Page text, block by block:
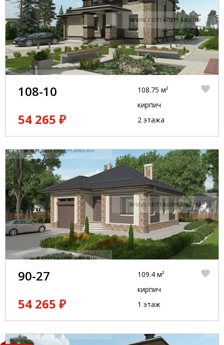
108-10
54 265 ₽
108.75 м²
кирпич
2 этажа
90-27
54 265 ₽
109.4 м²
кирпич
1 этаж